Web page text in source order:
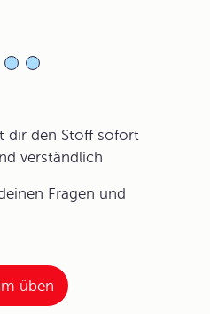
dir den Stoff sofort
verständlich
Fragen und
üben